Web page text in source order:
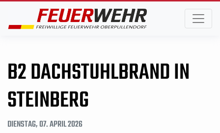
B2 DACHSTUHLBRAND IN
STEINBERG
DIENSTAG, 07. APRIL 2026